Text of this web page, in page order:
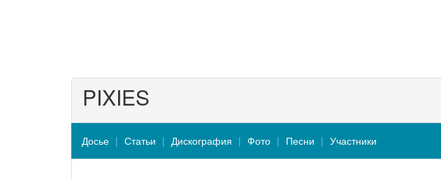
PIXIES
Досье Статьи Дискография Фото Песни Участники